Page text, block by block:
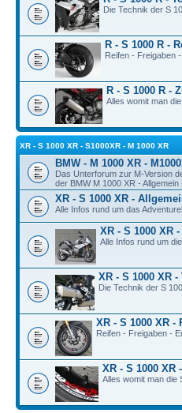
Die Technik der S
R - S 1000 R -
Reifen - Freigaben
R - S 1000 R -
Alles womit man
XR - S 1000 XR - S1000XR - M 1000 XR
BMW - M 1000 XR -
Das Unterforum zur M-Version
der BMW M 1000 XR - Allgemein
XR - S 1000 XR -
Alle Infos rund um das
XR - S 1000 XR
Alle Infos rund um
XR - S 1000 XR
Die Technik der S
XR - S 1000 XR -
Reifen - Freigaben -
XR - S 1000 XR
Alles womit man die